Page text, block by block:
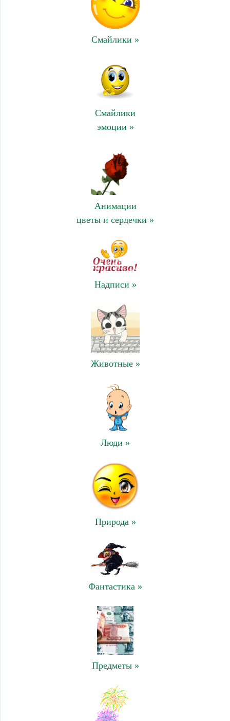
Смайлики »
Смайлики
эмоции »
Анимации
цветы и сердечки »
Надписи »
Животные »
Люди »
Природа »
Фантастика »
Предметы »